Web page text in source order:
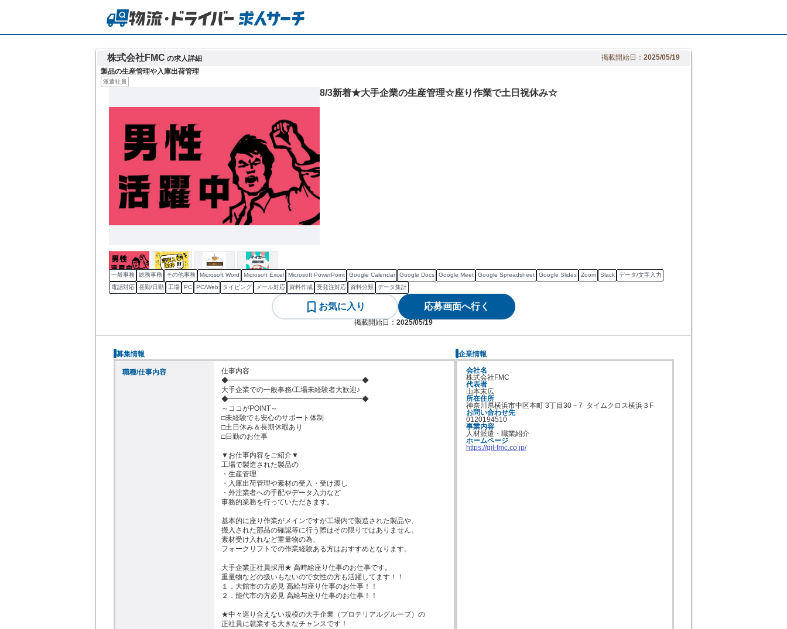
株式会社FMC の求人詳細 掲載開始日： 2025/05/19
製品の生産管理や入庫出荷管理
派遣社員
8/3新着★大手企業の生産管理☆座り作業で土日祝休み☆
一般事務 総務事務 その他事務 Microsoft Word Microsoft Excel Microsoft PowerPoint Google Calendar Google Docs Google Meet Google Spreadsheet Google Slides Zoom Slack
データ/文字入力
電話対応
昼勤/日勤 工場 PC PC/Web タイピング メール対応 資料作成 受発注対応 資料分類 データ集計
お気に入り 応募画面へ行く
掲載開始日： 2025/05/19
募集情報
職種/仕事内容
仕事内容
◆━━━━━━━━━━━━━━━━━━━◆
大手企業での一般事務/工場未経験者大歓迎♪
◆━━━━━━━━━━━━━━━━━━━◆
～ココがPOINT～
□未経験でも安心のサポート体制
□土日休み＆長期休暇あり
□日勤のお仕事
▼お仕事内容をご紹介▼
工場で製造された製品の
・生産管理
・入庫出荷管理や素材の受入・受け渡し
・外注業者への手配やデータ入力など
事務的業務を行っていただきます。
基本的に座り作業がメインですが工場内で製造された製品や、
搬入された部品の確認等に行う際はその限りではありません。
素材受け入れなど重量物の為、
フォークリフトでの作業経験ある方はおすすめとなります。
大手企業正社員採用★ 高時給座り仕事のお仕事です。
重量物などの扱いもないので女性の方も活躍してます！！
１．大館市の方必見 高給与座り仕事のお仕事！！
２．能代市の方必見 高給与座り仕事のお仕事！！
★中々巡り合えない規模の大手企業（プロテリアルグループ）の
正社員に就業する大きなチャンスです！
企業情報
会社名
株式会社FMC
代表者
山本末広
所在住所
神奈川県横浜市中区本町 3丁目30－7  タイムクロス横浜３F
お問い合わせ先
0120194510
事業内容
人材派遣・職業紹介
ホームページ
https://qit-fmc.co.jp/